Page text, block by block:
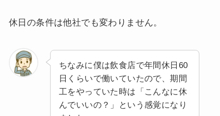
休日の条件は他社でも変わりません。
ちなみに僕は飲食店で年間休日60
日くらいで働いていたので、期間
工をやっていた時は「こんなに休
んでいいの？」という感覚になり